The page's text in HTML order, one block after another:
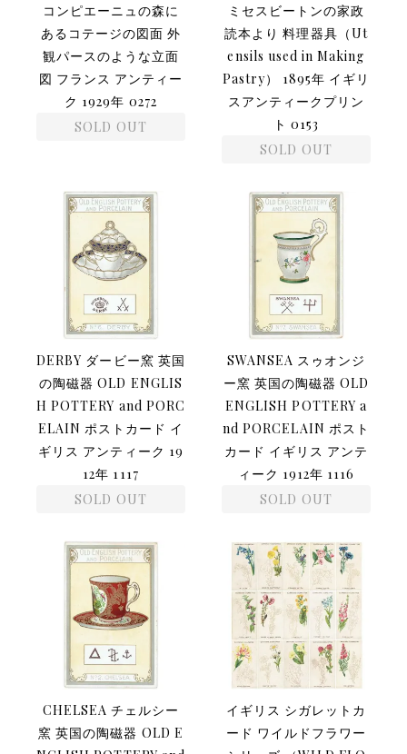
コンピエーニュの森に
あるコテージの図面 外
観パースのような立面
図 フランス アンティー
ク 1929年 0272
SOLD OUT
ミセスビートンの家政
読本より 料理器具（Ut
ensils used in Making
Pastry） 1895年 イギリ
スアンティークプリン
ト 0153
SOLD OUT
DERBY ダービー窯 英国
の陶磁器 OLD ENGLIS
H POTTERY and PORC
ELAIN ポストカード イ
ギリス アンティーク 19
12年 1117
SOLD OUT
SWANSEA スゥオンジ
ー窯 英国の陶磁器 OLD
ENGLISH POTTERY a
nd PORCELAIN ポスト
カード イギリス アンテ
ィーク 1912年 1116
SOLD OUT
CHELSEA チェルシー
窯 英国の陶磁器 OLD E
イギリス シガレットカ
ード ワイルドフラワー